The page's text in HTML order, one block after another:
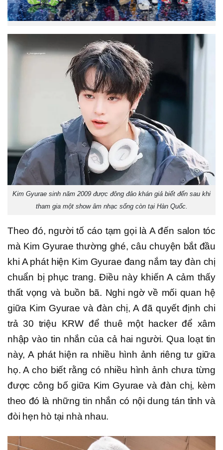
Kim Gyurae sinh năm 2009 được đông đảo khán giả biết đến sau khi
tham gia một show âm nhạc sống còn tại Hàn Quốc.
Theo đó, người tố cáo tạm gọi là A đến salon tóc
mà Kim Gyurae thường ghé, câu chuyện bắt đầu
khi A phát hiện Kim Gyurae đang nắm tay đàn chị
chuẩn bị phục trang. Điều này khiến A cảm thấy
thất vọng và buồn bã. Nghi ngờ về mối quan hệ
giữa Kim Gyurae và đàn chị, A đã quyết định chi
trả 30 triệu KRW để thuê một hacker để xâm
nhập vào tin nhắn của cả hai người. Qua loạt tin
này, A phát hiện ra nhiều hình ảnh riêng tư giữa
họ. A cho biết rằng có nhiều hình ảnh chưa từng
được công bố giữa Kim Gyurae và đàn chị, kèm
theo đó là những tin nhắn có nội dung tán tỉnh và
đòi hẹn hò tại nhà nhau.